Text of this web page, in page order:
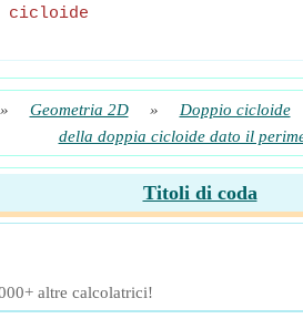
cicloide
» Geometria 2D » Doppio cicloide
della doppia cicloide dato il
Titoli di coda
altre calcolatrici!